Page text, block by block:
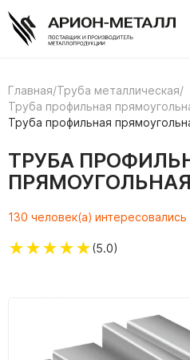
Главная/Труба металлическая/
Труба профильная
Труба профильная
ТРУБА
130 человек(а)
★★★★★(5.0)